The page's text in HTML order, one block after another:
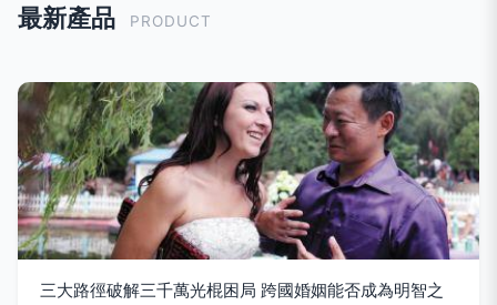
最新產品 PRODUCT
三大路徑破解三千萬光棍困局 跨國婚姻能否成為明智之